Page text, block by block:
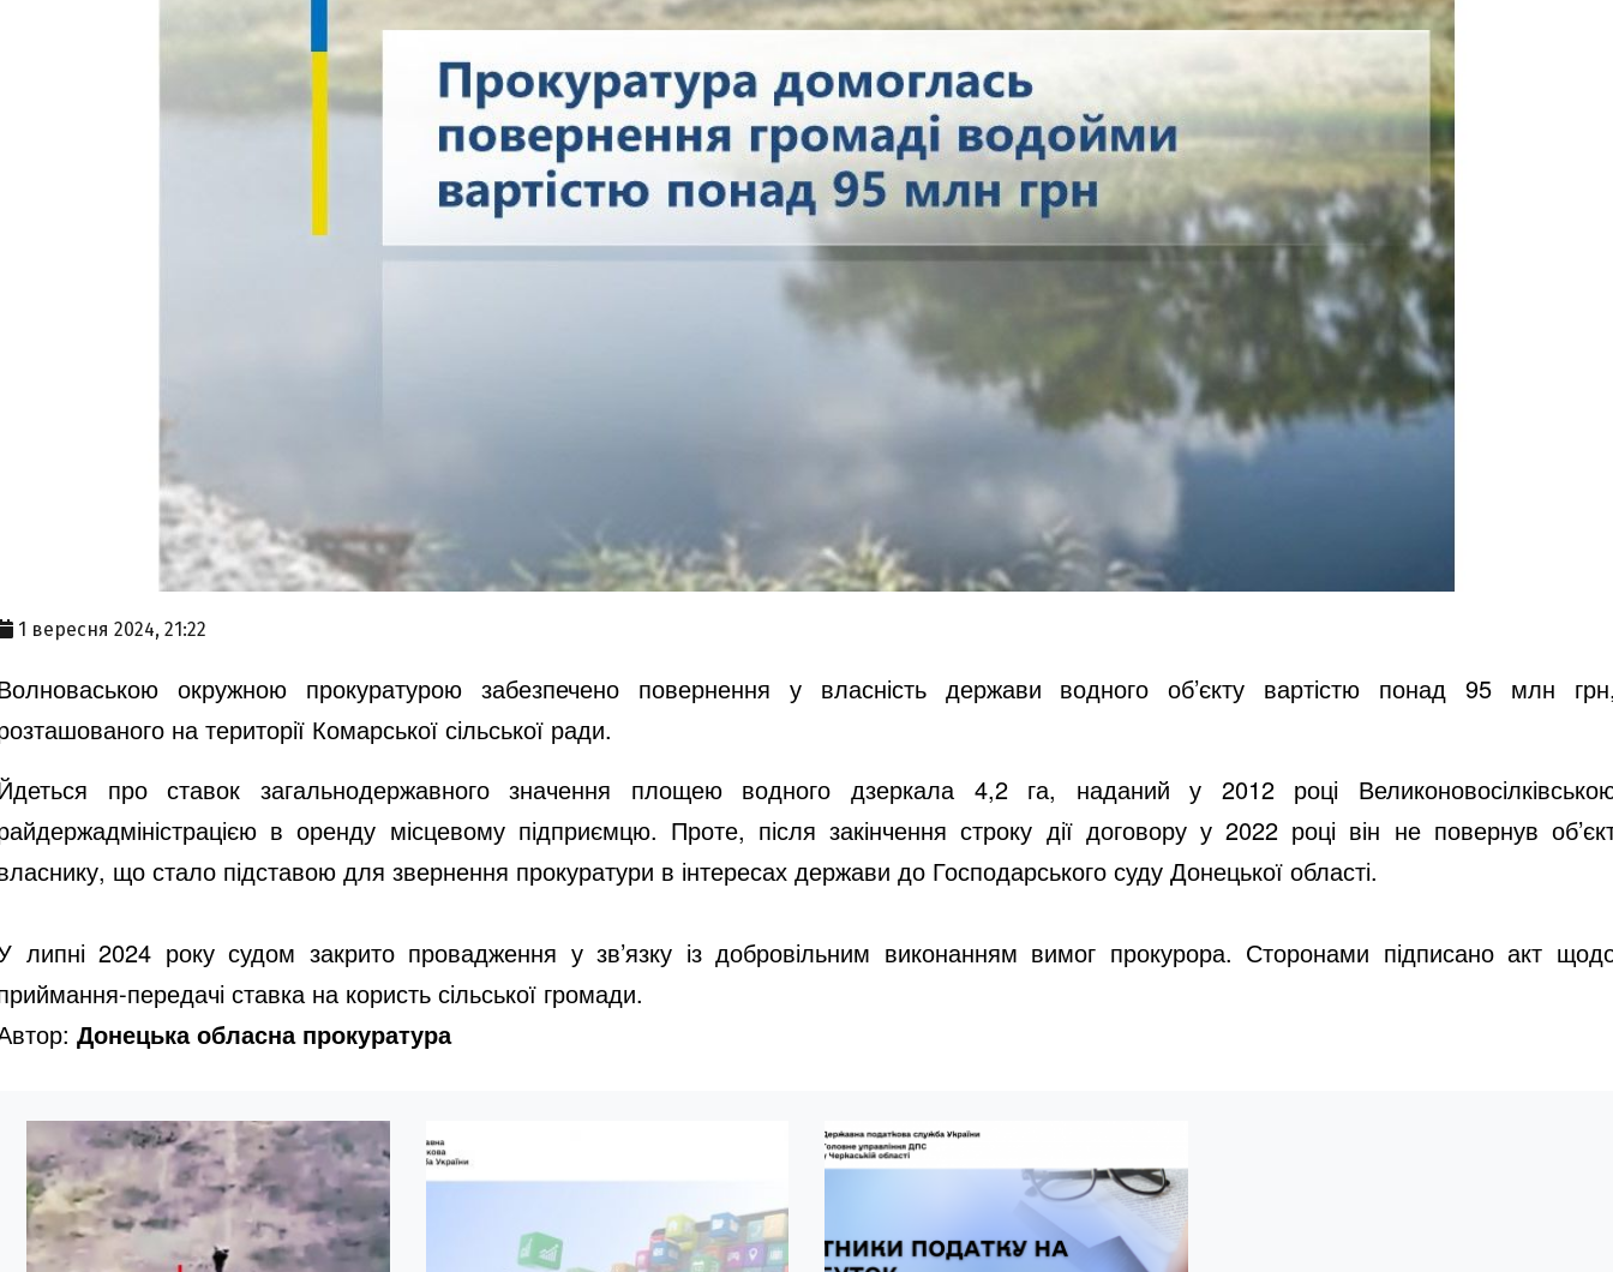
1 вересня 2024, 21:22
окружною прокуратурою забезпечено повернення у власність держави водного об’єкту вартістю понад 95 млн
на території Комарської сільської ради.
про ставок загальнодержавного значення площею водного дзеркала 4,2 га, наданий у 2012 році
в оренду місцевому підприємцю. Проте, після закінчення строку дії договору у 2022 році він не повернув
що стало підставою для звернення прокуратури в інтересах держави до Господарського суду Донецької області.
липні 2024 року судом закрито провадження у зв’язку із добровільним виконанням вимог прокурора. Сторонами підписано акт
передачі ставка на користь сільської громади.
Донецька обласна прокуратура